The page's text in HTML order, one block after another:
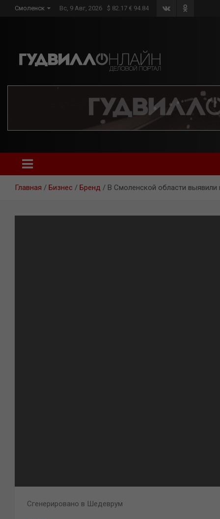
Смоленск Вс, 9 Авг, 2026 $ 82.17 € 94.84
Главная Бизнес Бренд В Смоленской области выявили
Сгенерировано в Шедеврум